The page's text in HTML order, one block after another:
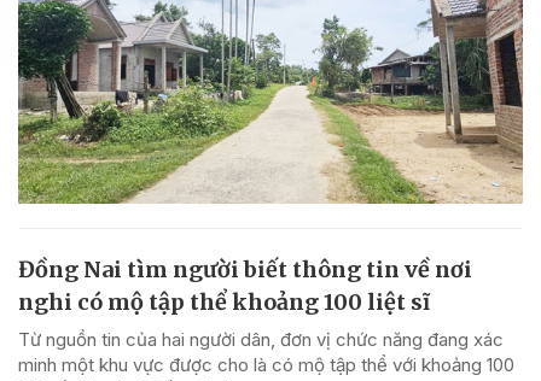
Đồng Nai tìm người biết thông tin về nơi
nghi có mộ tập thể khoảng 100 liệt sĩ
Từ nguồn tin của hai người dân, đơn vị chức năng đang xác
minh một khu vực được cho là có mộ tập thể với khoảng 100